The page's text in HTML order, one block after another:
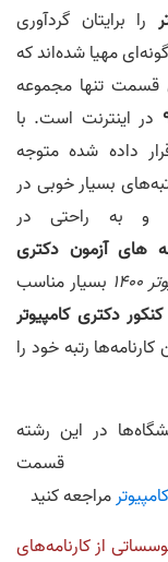
را برایتان گردآوری
مهیا شده‌اند که
قسمت تنها مجموعه
در اینترنت است. با
داده شده متوجه
بسیار خوبی در
و به راحتی در
های آزمون دکتری
بسیار مناسب
کنکور دکتری کامپیوتر
رتبه خود را
در این رشته
قسمت
مراجعه کنید
از کارنامه‌های